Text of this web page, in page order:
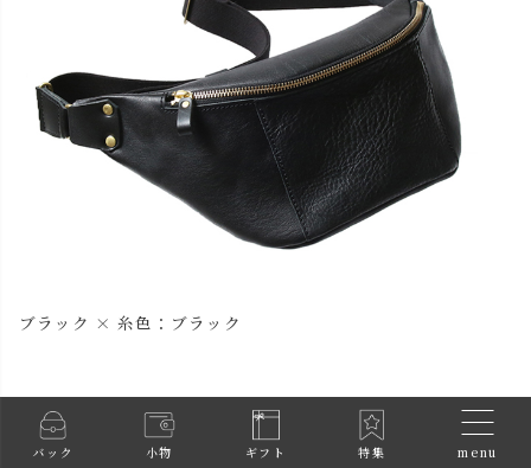
バック 小物 ギフト 特集 menu
ブラック × 糸色：ブラック